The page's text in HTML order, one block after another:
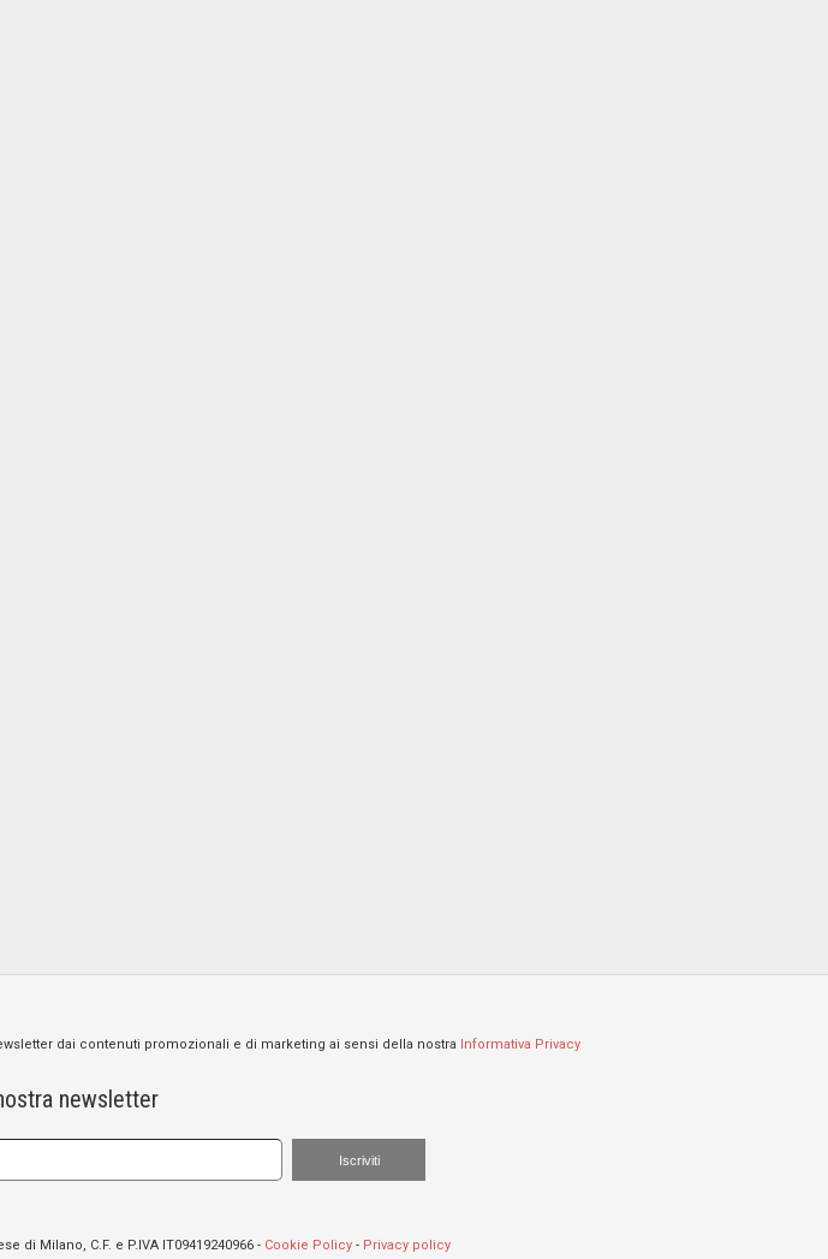
dai contenuti promozionali e di marketing ai sensi della nostra Informativa Privacy
newsletter
Iscriviti
di Milano, C.F. e P.IVA IT09419240966 - Cookie Policy- Privacy policy